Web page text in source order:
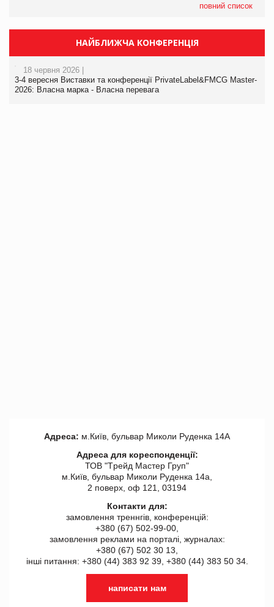
повний список
НАЙБЛИЖЧА КОНФЕРЕНЦІЯ
18 червня 2026 |
3-4 вересня Виставки та конференції PrivateLabel&FMCG Master-
2026: Власна марка - Власна перевага
Адреса: м.Київ, бульвар Миколи Руденка 14А
Адреса для кореспонденції:
ТОВ "Tрейд Мастер Груп"
м.Київ, бульвар Миколи Руденка 14а,
2 поверх, оф 121, 03194
Контакти для:
замовлення треннгів, конференцій:
+380 (67) 502-99-00,
замовлення реклами на порталі, журналах:
+380 (67) 502 30 13,
інші питання: +380 (44) 383 92 39, +380 (44) 383 50 34.
написати нам